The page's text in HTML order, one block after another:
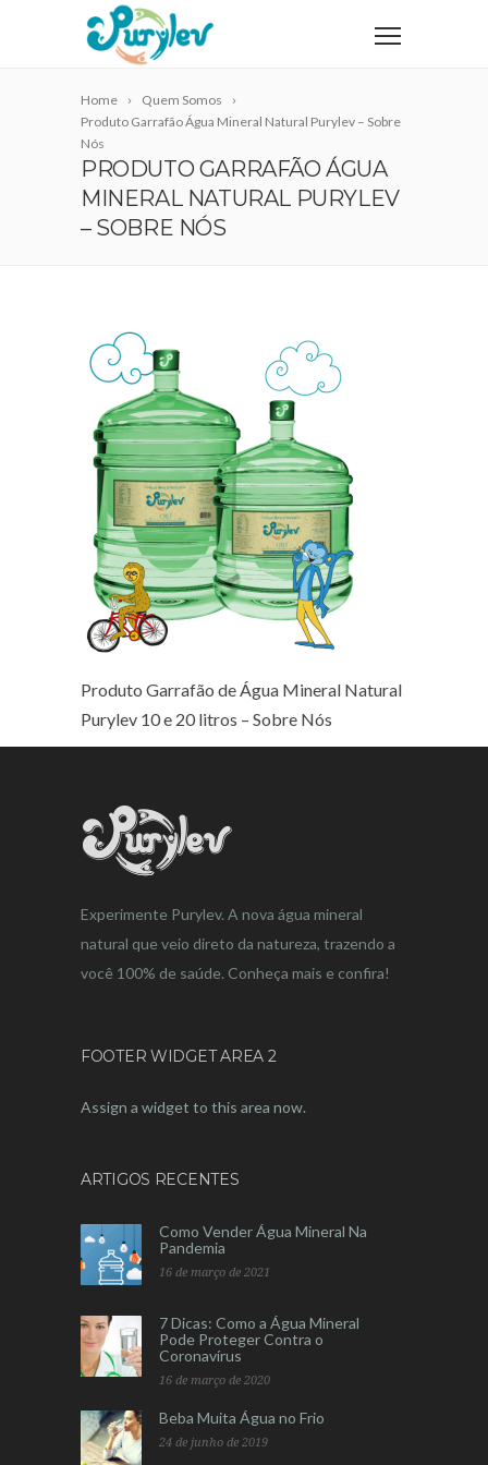
Home
Quem Somos
Produto Garrafão Água Mineral Natural Purylev – Sobre
Nós
PRODUTO GARRAFÃO ÁGUA
MINERAL NATURAL PURYLEV
– SOBRE NÓS
Produto Garrafão de Água Mineral Natural
Purylev 10 e 20 litros – Sobre Nós
Experimente Purylev. A nova água mineral
natural que veio direto da natureza, trazendo a
você 100% de saúde. Conheça mais e confira!
FOOTER WIDGET AREA 2
Assign a widget to this area now.
ARTIGOS RECENTES
Como Vender Água Mineral Na
Pandemia
16 de março de 2021
7 Dicas: Como a Água Mineral
Pode Proteger Contra o
Coronavírus
16 de março de 2020
Beba Muita Água no Frio
24 de junho de 2019